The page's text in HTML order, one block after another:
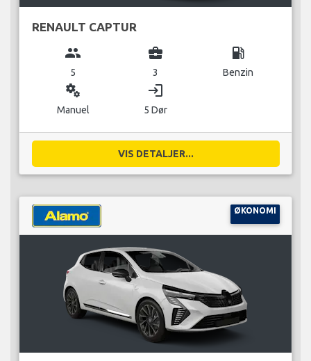
RENAULT CAPTUR
group
5
business_center
3
local_gas_station
Benzin
miscellaneous_services
Manuel
login
5 Dør
VIS DETALJER...
ØKONOMI